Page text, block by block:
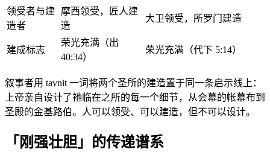
领受者与建
造者
摩西领受，匠人建
造
大卫领受，所罗门建造
建成标志
荣光充满（出
40:34）
荣光充满（代下 5:14）
叙事者用 tavnit 一词将两个圣所的建造置于同一条启示线上：
上帝亲自设计了祂临在之所的每一个细节，从会幕的帐幕布到
圣殿的金基路伯。人可以领受、可以建造，但不可以设计。
「刚强壮胆」的传递谱系